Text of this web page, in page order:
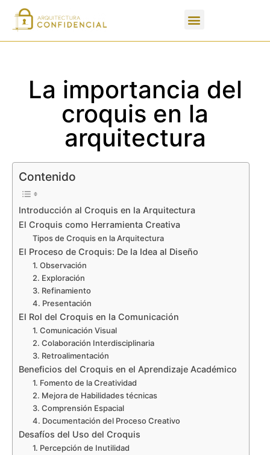
La importancia del
croquis en la
arquitectura
Contenido
Introducción al Croquis en la Arquitectura
El Croquis como Herramienta Creativa
Tipos de Croquis en la Arquitectura
El Proceso de Croquis: De la Idea al Diseño
1. Observación
2. Exploración
3. Refinamiento
4. Presentación
El Rol del Croquis en la Comunicación
1. Comunicación Visual
2. Colaboración Interdisciplinaria
3. Retroalimentación
Beneficios del Croquis en el Aprendizaje Académico
1. Fomento de la Creatividad
2. Mejora de Habilidades técnicas
3. Comprensión Espacial
4. Documentación del Proceso Creativo
Desafíos del Uso del Croquis
1. Percepción de Inutilidad